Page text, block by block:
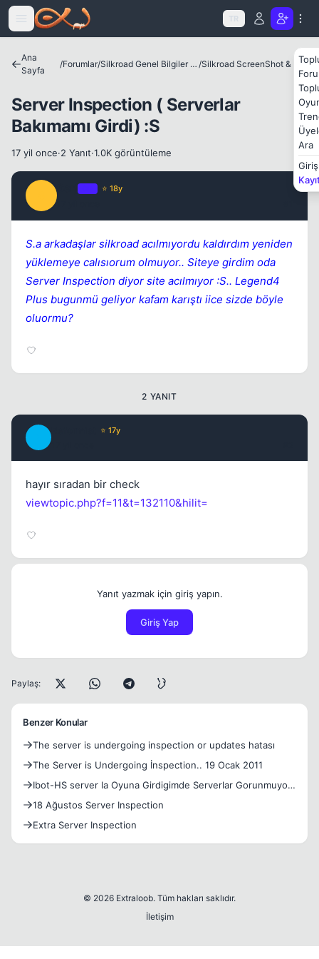
Icerige atla
TR
Ara
Giriş
Ana
Sayfa
/Forumlar/ Silkroad Genel Bilgiler ve Update Bilgileri / Silkroad ScreenShot & Video
Server Inspection ( Serverlar
Bakımamı Girdi) :S
17 yil once·2 Yanıt·1.0K görüntüleme
⭐ 18y
S.a arkadaşlar silkroad acılmıyordu kaldırdım yeniden
yüklemeye calısıorum olmuyor.. Siteye girdim oda
Server Inspection diyor site acılmıyor :S.. Legend4
Plus bugunmü geliyor kafam karıştı iice sizde böyle
oluormu?
2 YANIT
⭐ 17y
hayır sıradan bir check
viewtopic.php?f=11&t=132110&hilit=
Yanıt yazmak için giriş yapın.
Giriş Yap
Paylaş:
Benzer Konular
The server is undergoing inspection or updates hatası
The Server is Undergoing İnspection.. 19 Ocak 2011
Ibot-HS server la Oyuna Girdigimde Serverlar Gorunmuyor
HELP
18 Ağustos Server Inspection
Extra Server Inspection
© 2026 Extraloob. Tüm hakları saklıdır.
İletişim